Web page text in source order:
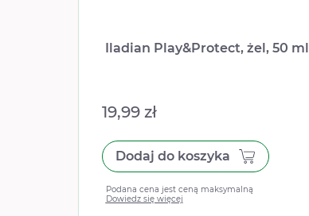
Iladian Play&Protect, żel, 50 ml
19,99 zł
Dodaj do koszyka
Podana cena jest ceną maksymalną
Dowiedz się więcej